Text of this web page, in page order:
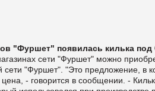
"Фуршет" появилась килька
сети "Фуршет" можно
сети "Фуршет". "Это предложение, в
- говорится в сообщении. -